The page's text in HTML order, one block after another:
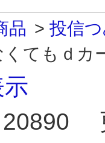
品 > 投信
くてもｄカ